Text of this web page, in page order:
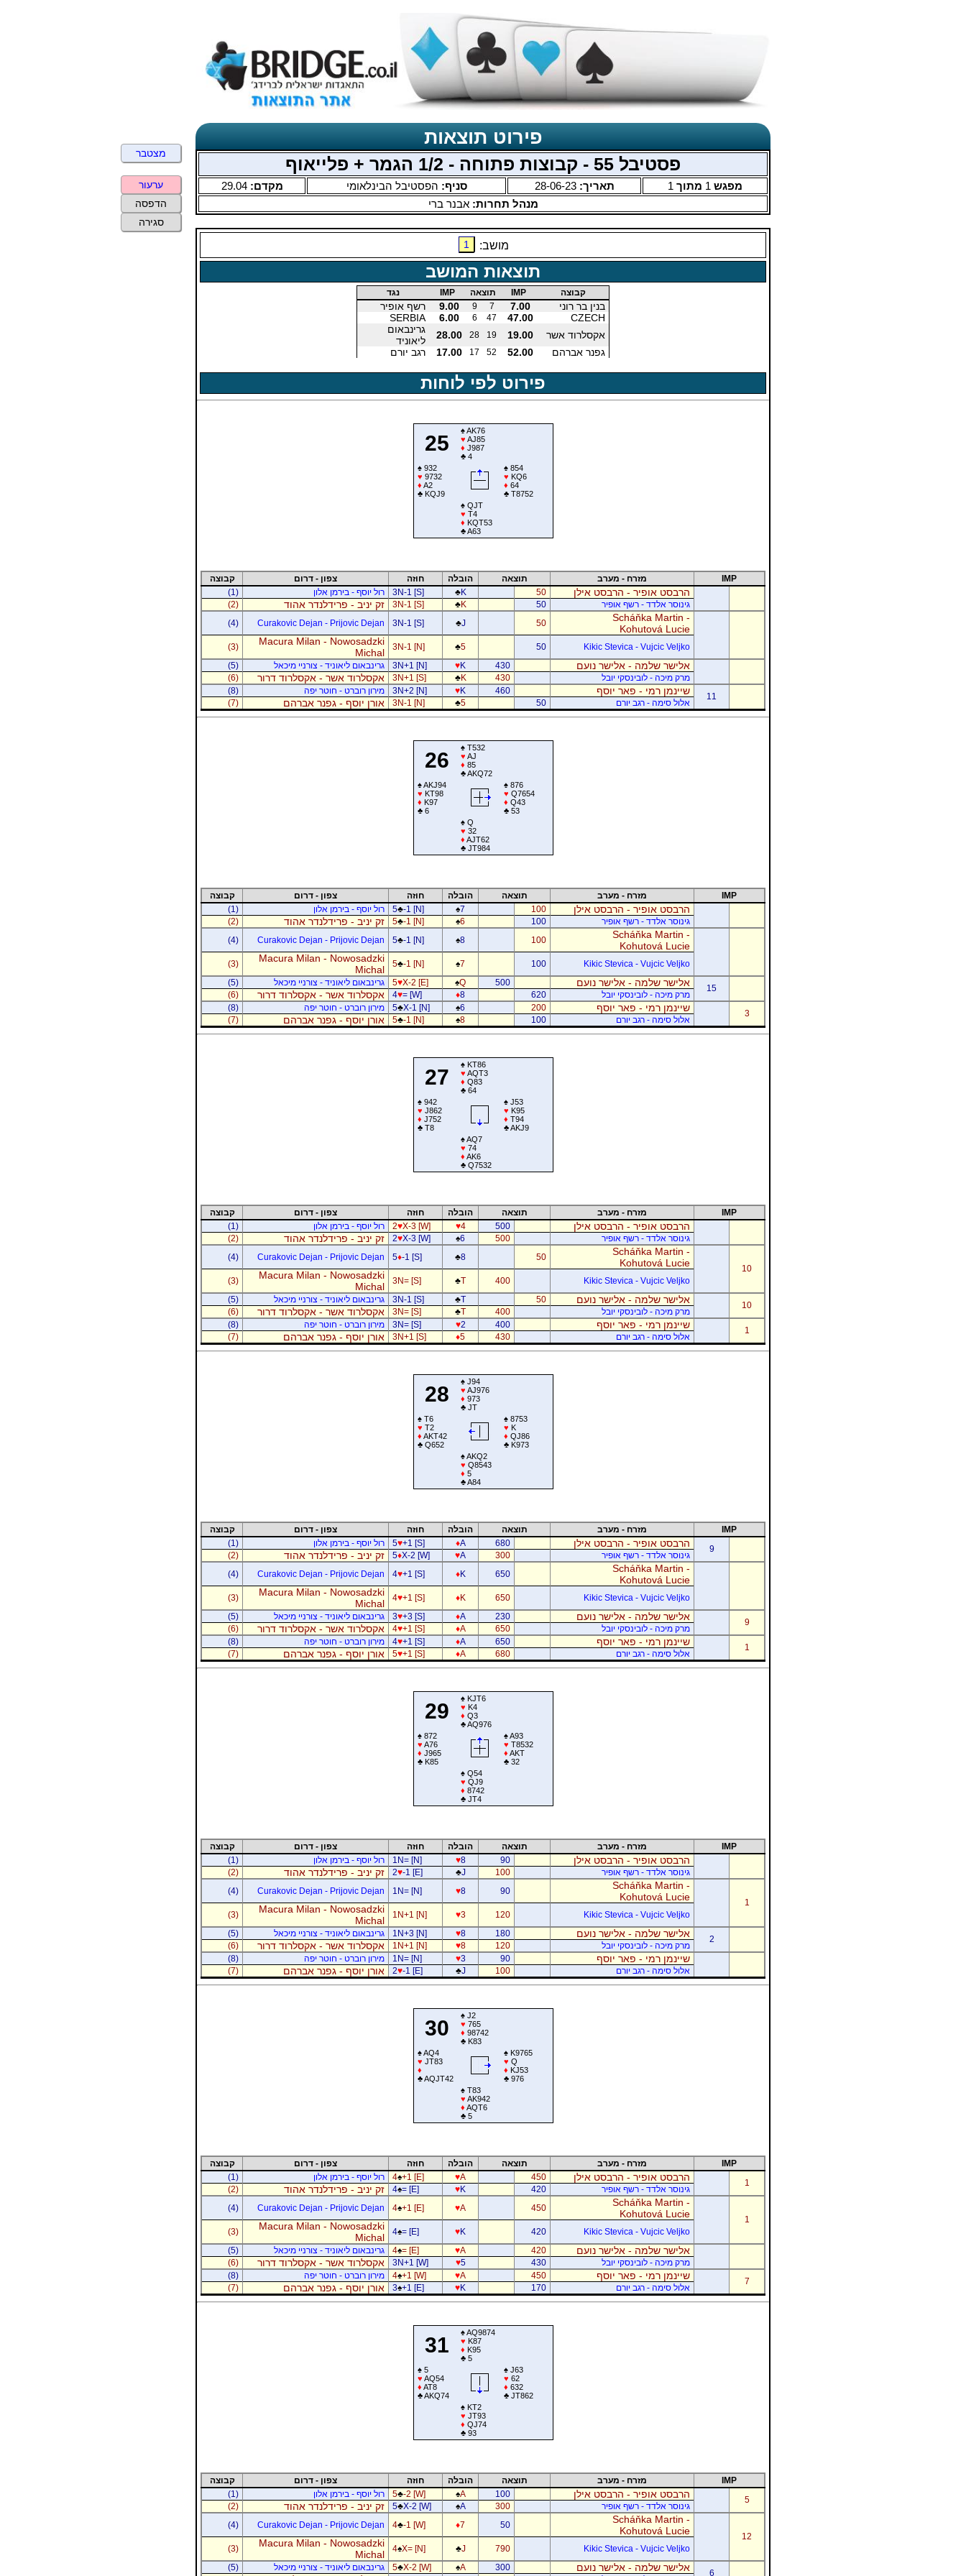
פירוט תוצאות
פסטיבל 55 - קבוצות פתוחה - 1/2 הגמר + פלייאוף
מפגש 1 מתוך 1 תאריך:28-06-23 סניף: הפסטיבל הבינלאומי מקדם:29.04
מנהל תחרות:אבנר ברי
מושב: 1
תוצאות המושב
קבוצה IMP תוצאה IMP נגד
בנין בר רוני 7.00
7
9
9.00
רשף אופיר
CZECH
47.00
47
6
6.00
SERBIA
אקסלרוד אשר
19.00
19
28
28.00
גרינבאום
ליאוניד
גפנר אברהם
52.00
52
17
17.00 רגב יורם
פירוט לפי לוחות
25
♠AK76
♥ AJ85
♦ J987
♣4
♠932
♥ 9732
♦ A2
♣KQJ9
♠854
♥ KQ6
♦ 64
♣T8752
♠QJT
♥ T4
♦ KQT53
♣A63
IMP מזרח - מערב תוצאה הובלה חוזה צפון - דרום קבוצה
הרבסט אופיר - הרבסט אילן 50
♣K
3N-1 [S] רול יוסף - בירמן אלון
(1)
גינוסר אלדד - רשף אופיר
50
♣K
3N-1 [S] זק יניב - פרידלנדר אהוד (2)
Scháňka Martin -
Kohutová Lucie
50
♣J
3N-1 [S]
Curakovic Dejan - Prijovic Dejan
(4)
Kikic Stevica - Vujcic Veljko
50
♣5
3N-1 [N]
Macura Milan - Nowosadzki
Michal
(3)
אלישר שלמה - אלישר נועם 430
♥K
3N+1 [N] גרינבאום ליאוניד - צורניי מיכאל
(5)
מרק מיכה - לובינסקי יובל
430
♣K
3N+1 [S] אקסלרוד אשר - אקסלרוד דרור
(6)
11
שיינמן רמי - פאר יוסף 460
♥K
3N+2 [N] מירון רוברט - חוטר יפה
(8)
אלול סימה - רגב יורם
50
♣5
3N-1 [N] אורן יוסף - גפנר אברהם (7)
26
♠T532
♥ AJ
♦ 85
♣AKQ72
♠AKJ94
♥ KT98
♦ K97
♣6
♠876
♥ Q7654
♦ Q43
♣53
♠Q
♥ 32
♦ AJT62
♣JT984
IMP מזרח - מערב תוצאה הובלה חוזה צפון - דרום קבוצה
הרבסט אופיר - הרבסט אילן 100
♠7
5♣-1 [N] רול יוסף - בירמן אלון
(1)
גינוסר אלדד - רשף אופיר
100
♠6
5♣-1 [N] זק יניב - פרידלנדר אהוד (2)
Scháňka Martin -
Kohutová Lucie
100
♠8
5♣-1 [N]
Curakovic Dejan - Prijovic Dejan
(4)
Kikic Stevica - Vujcic Veljko
100
♠7
5♣-1 [N]
Macura Milan - Nowosadzki
Michal
(3)
15 אלישר שלמה - אלישר נועם 500
♠Q
5♥X-2 [E] גרינבאום ליאוניד - צורניי מיכאל
(5)
מרק מיכה - לובינסקי יובל
620
♦8
4♥= [W] אקסלרוד אשר - אקסלרוד דרור
(6)
3
שיינמן רמי - פאר יוסף 200
♠6
5♣X-1 [N] מירון רוברט - חוטר יפה
(8)
אלול סימה - רגב יורם
100
♠8
5♣-1 [N] אורן יוסף - גפנר אברהם (7)
27
♠KT86
♥ AQT3
♦ Q83
♣64
♠942
♥ J862
♦ J752
♣T8
♠J53
♥ K95
♦ T94
♣AKJ9
♠AQ7
♥ 74
♦ AK6
♣Q7532
IMP מזרח - מערב תוצאה הובלה חוזה צפון - דרום קבוצה
הרבסט אופיר - הרבסט אילן 500
♥4
2♥X-3 [W] רול יוסף - בירמן אלון
(1)
גינוסר אלדד - רשף אופיר
500
♠6
2♥X-3 [W] זק יניב - פרידלנדר אהוד (2)
10
Scháňka Martin -
Kohutová Lucie
50
♣8
5♦-1 [S]
Curakovic Dejan - Prijovic Dejan
(4)
Kikic Stevica - Vujcic Veljko
400
♣T
3N= [S]
Macura Milan - Nowosadzki
Michal
(3)
10 אלישר שלמה - אלישר נועם 50
♣T
3N-1 [S] גרינבאום ליאוניד - צורניי מיכאל
(5)
מרק מיכה - לובינסקי יובל
400
♣T
3N= [S] אקסלרוד אשר - אקסלרוד דרור
(6)
1
שיינמן רמי - פאר יוסף 400
♥2
3N= [S] מירון רוברט - חוטר יפה
(8)
אלול סימה - רגב יורם
430
♦5
3N+1 [S] אורן יוסף - גפנר אברהם (7)
28
♠J94
♥ AJ976
♦ 973
♣JT
♠T6
♥ T2
♦ AKT42
♣Q652
♠8753
♥ K
♦ QJ86
♣K973
♠AKQ2
♥ Q8543
♦ 5
♣A84
IMP מזרח - מערב תוצאה הובלה חוזה צפון - דרום
קבוצה
9
הרבסט אופיר - הרבסט אילן 680
♦A
5♥+1 [S] רול יוסף - בירמן אלון
(1)
גינוסר אלדד - רשף אופיר
300
♥A
5♦X-2 [W] זק יניב - פרידלנדר אהוד (2)
Scháňka Martin -
Kohutová Lucie
650
♦K
4♥+1 [S]
Curakovic Dejan - Prijovic Dejan
(4)
Kikic Stevica - Vujcic Veljko
650
♦K
4♥+1 [S]
Macura Milan - Nowosadzki
Michal
(3)
9 אלישר שלמה - אלישר נועם 230
♦A
3♥+3 [S] גרינבאום ליאוניד - צורניי מיכאל
(5)
מרק מיכה - לובינסקי יובל
650
♦A
4♥+1 [S] אקסלרוד אשר - אקסלרוד דרור
(6)
1
שיינמן רמי - פאר יוסף 650
♦A
4♥+1 [S] מירון רוברט - חוטר יפה
(8)
אלול סימה - רגב יורם
680
♦A
5♥+1 [S] אורן יוסף - גפנר אברהם (7)
29
♠KJT6
♥ K4
♦ Q3
♣AQ976
♠872
♥ A76
♦ J965
♣K85
♠A93
♥ T8532
♦ AKT
♣32
♠Q54
♥ QJ9
♦ 8742
♣JT4
IMP מזרח - מערב תוצאה הובלה חוזה צפון - דרום קבוצה
הרבסט אופיר - הרבסט אילן 90
♥8
1N= [N] רול יוסף - בירמן אלון
(1)
גינוסר אלדד - רשף אופיר
100
♣J
2♥-1 [E] זק יניב - פרידלנדר אהוד (2)
1
Scháňka Martin -
Kohutová Lucie
90
♥8
1N= [N]
Curakovic Dejan - Prijovic Dejan
(4)
Kikic Stevica - Vujcic Veljko
120
♥3
1N+1 [N]
Macura Milan - Nowosadzki
Michal
(3)
2 אלישר שלמה - אלישר נועם 180
♥8
1N+3 [N] גרינבאום ליאוניד - צורניי מיכאל
(5)
מרק מיכה - לובינסקי יובל
120
♥8
1N+1 [N] אקסלרוד אשר - אקסלרוד דרור (6)
שיינמן רמי - פאר יוסף 90
♥3
1N= [N] מירון רוברט - חוטר יפה
(8)
אלול סימה - רגב יורם
100
♣J
2♥-1 [E] אורן יוסף - גפנר אברהם (7)
30
♠J2
♥ 765
♦ 98742
♣K83
♠AQ4
♥ JT83
♦
♣AQJT42
♠K9765
♥ Q
♦ KJ53
♣976
♠T83
♥ AK942
♦ AQT6
♣5
IMP מזרח - מערב תוצאה הובלה חוזה צפון - דרום
קבוצה
1
הרבסט אופיר - הרבסט אילן 450
♥A
4♠+1 [E] רול יוסף - בירמן אלון
(1)
גינוסר אלדד - רשף אופיר
420
♥K
4♠= [E] זק יניב - פרידלנדר אהוד (2)
1
Scháňka Martin -
Kohutová Lucie
450
♥A
4♠+1 [E]
Curakovic Dejan - Prijovic Dejan
(4)
Kikic Stevica - Vujcic Veljko
420
♥K
4♠= [E]
Macura Milan - Nowosadzki
Michal
(3)
אלישר שלמה - אלישר נועם 420
♥A
4♠= [E] גרינבאום ליאוניד - צורניי מיכאל
(5)
מרק מיכה - לובינסקי יובל
430
♥5
3N+1 [W] אקסלרוד אשר - אקסלרוד דרור
(6)
7
שיינמן רמי - פאר יוסף 450
♥A
4♠+1 [W] מירון רוברט - חוטר יפה
(8)
אלול סימה - רגב יורם
170
♥K
3♠+1 [E] אורן יוסף - גפנר אברהם (7)
31
♠AQ9874
♥ K87
♦ K95
♣5
♠5
♥ AQ54
♦ AT8
♣AKQ74
♠J63
♥ 62
♦ 632
♣JT862
♠KT2
♥ JT93
♦ QJ74
♣93
IMP מזרח - מערב תוצאה הובלה חוזה צפון - דרום
קבוצה
5
הרבסט אופיר - הרבסט אילן 100
♠A
5♣-2 [W] רול יוסף - בירמן אלון
(1)
גינוסר אלדד - רשף אופיר
300
♠A
5♣X-2 [W] זק יניב - פרידלנדר אהוד (2)
12
Scháňka Martin -
Kohutová Lucie
50
♦7
4♣-1 [W]
Curakovic Dejan - Prijovic Dejan
(4)
Kikic Stevica - Vujcic Veljko
790
♣J
4♠X= [N]
Macura Milan - Nowosadzki
Michal
(3)
6 אלישר שלמה - אלישר נועם 300
♠A
5♣X-2 [W] גרינבאום ליאוניד - צורניי מיכאל
(5)
מצטבר
ערעור
הדפסה
סגירה